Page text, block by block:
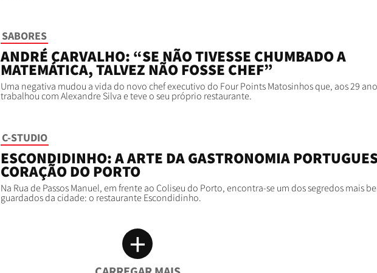
SABORES
ANDRÉ CARVALHO: “SE NÃO TIVESSE CHUMBADO A
MATEMÁTICA, TALVEZ NÃO FOSSE CHEF”
Uma negativa mudou a vida do novo chef executivo do Four Points Matosinhos que, aos 29
trabalhou com Alexandre Silva e teve o seu próprio restaurante.
C-STUDIO
ESCONDIDINHO: A ARTE DA GASTRONOMIA
CORAÇÃO DO PORTO
Na Rua de Passos Manuel, em frente ao Coliseu do Porto, encontra-se um dos segredos mais
guardados da cidade: o restaurante Escondidinho.
+